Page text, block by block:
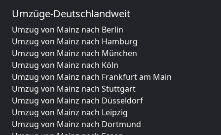
Umzüge-Deutschlandweit
Umzug von Mainz nach Berlin
Umzug von Mainz nach Hamburg
Umzug von Mainz nach München
Umzug von Mainz nach Köln
Umzug von Mainz nach Frankfurt am Main
Umzug von Mainz nach Stuttgart
Umzug von Mainz nach Düsseldorf
Umzug von Mainz nach Leipzig
Umzug von Mainz nach Dortmund